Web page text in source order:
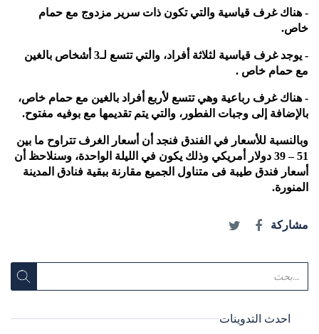
- هناك غرف قياسية والتي تكون ذات سرير مزدوج مع حمام
خاص.
- يوجد غرف قياسية لثلاثة أفراد، والتي تتسع لـ3 أشخاص بالغين
مع حمام خاص .
- هناك غرف رباعية وهي تتسع لأربع أفراد بالغين مع حمام خاص،
بالإضافة إلى وجبات الفطور، والتي يتم تقديمها مع بوفيه مفتوح.
وبالنسبة للأسعار في الفندق فنجد أن أسعار الغرف تتراوح ما بين
51 – 39 دولار أمريكي وذلك يكون في الليلة الواحدة، وسنلاحظ أن
أسعار فندق طيبة فى متناول الجميع مقارنة ببقية فنادق المدينة
المنورة.
مشاركة
احدث التدوينات